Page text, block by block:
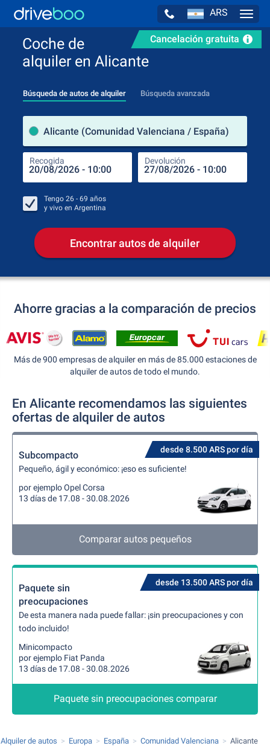
ARS
Cancelación gratuita
Coche de
alquiler en Alicante
Búsqueda de autos de alquiler Búsqueda avanzada
Alicante (Comunidad Valenciana / España)
Recogida Devolución
Tengo 26 - 69 años
y vivo en Argentina
Encontrar autos de alquiler
Ahorre gracias a la comparación de precios
Más de 900 empresas de alquiler en más de 85.000 estaciones de
alquiler de autos de todo el mundo.
En Alicante recomendamos las siguientes
ofertas de alquiler de autos
desde 8.500 ARS por día
Subcompacto
Pequeño, ágil y económico: ¡eso es suficiente!
por ejemplo Opel Corsa
13 días de 17.08 - 30.08.2026
Comparar autos pequeños
desde 13.500 ARS por día
Paquete sin
preocupaciones
De esta manera nada puede fallar: ¡sin preocupaciones y con
todo incluido!
Minicompacto
por ejemplo Fiat Panda
13 días de 17.08 - 30.08.2026
Paquete sin preocupaciones comparar
Alquiler de autos Europa España Comunidad Valenciana Alicante